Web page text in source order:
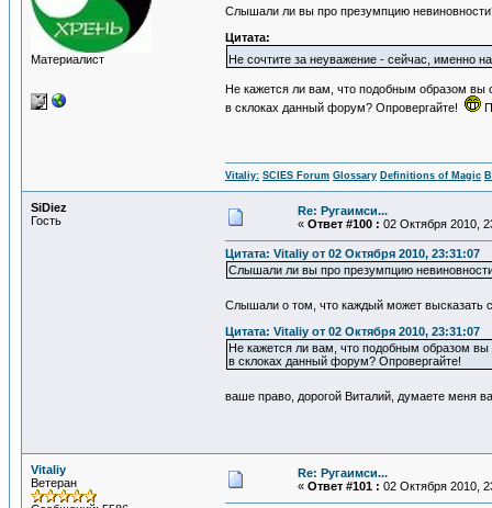
Материалист
Слышали ли вы про презумпцию
Цитата:
Не сочтите за неуважение - сейчас, именно
Не кажется ли вам, что подобным образом вы
в склоках данный форум? Опровергайте!
Vitaliy: SCIES Forum Glossary Definitions of Magic
SiDiеz
Гость
Re: Ругаимси...
« Ответ #100 : 02 Октября 2010,
Цитата: Vitaliy от 02 Октября 2010, 23:31:07
Слышали ли вы про презумпцию
Слышали о том, что каждый может высказать
Цитата: Vitaliy от 02 Октября 2010, 23:31:07
Не кажется ли вам, что подобным образом
в склоках данный форум? Опровергайте!
ваше право, дорогой Виталий, думаете меня
Vitaliy
Ветеран
Re: Ругаимси...
« Ответ #101 : 02 Октября 2010,